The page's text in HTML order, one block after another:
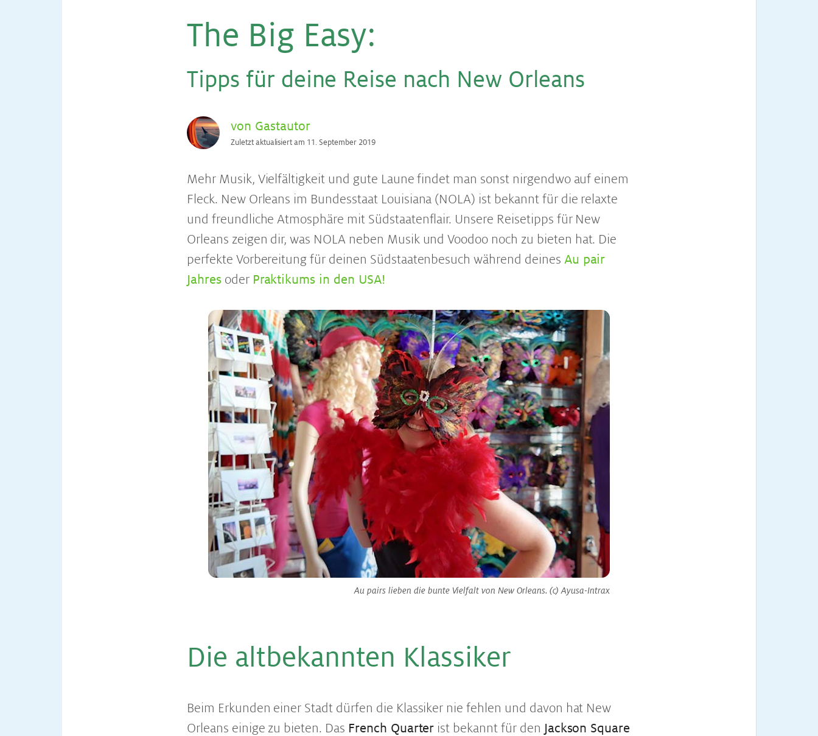
The Big Easy:
Tipps für dei­ne Rei­se nach New Or­leans
von Gastautor
Zuletzt aktualisiert am 11. September 2019
Mehr Musik, Vielfältigkeit und gute Laune findet man sonst nirgendwo auf einem
Fleck. New Orleans im Bundesstaat Louisiana (NOLA) ist bekannt für die relaxte
und freundliche Atmosphäre mit Südstaatenflair. Unsere Reisetipps für New
Orleans zeigen dir, was NOLA neben Musik und Voodoo noch zu bieten hat. Die
perfekte Vorbereitung für deinen Südstaatenbesuch während deines Au pair
Jahres oder Praktikums in den USA!
Au pairs lieben die bunte Vielfalt von New Orleans. (c) Ayusa-Intrax
Die alt­be­kann­ten Klas­si­ker
Beim Erkunden einer Stadt dürfen die Klassiker nie fehlen und davon hat New
Orleans einige zu bieten. Das French Quarter ist bekannt für den Jackson Square